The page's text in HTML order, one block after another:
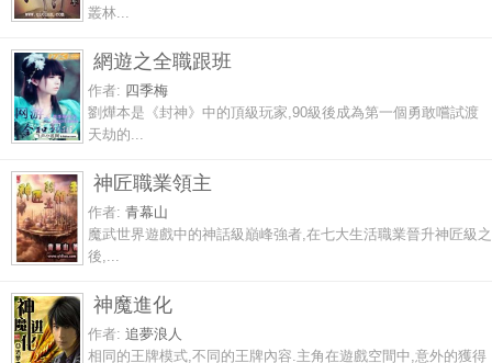
叢林...
網遊之全職跟班
作者: 四季梅
劉燁本是《封神》中的頂級玩家,90級後成為第一個勇敢嚐試渡
天劫的...
神匠職業領主
作者: 青幕山
魔武世界遊戲中的神話級巔峰強者,在七大生活職業晉升神匠級之
後,...
神魔進化
作者: 追夢浪人
相同的王牌模式,不同的王牌內容.主角在遊戲空間中,意外的獲得